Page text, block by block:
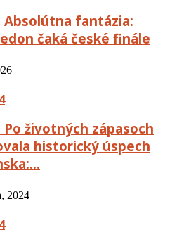
Absolútna fantázia:
čaká české finále
Po životných zápasoch
historický úspech
2024